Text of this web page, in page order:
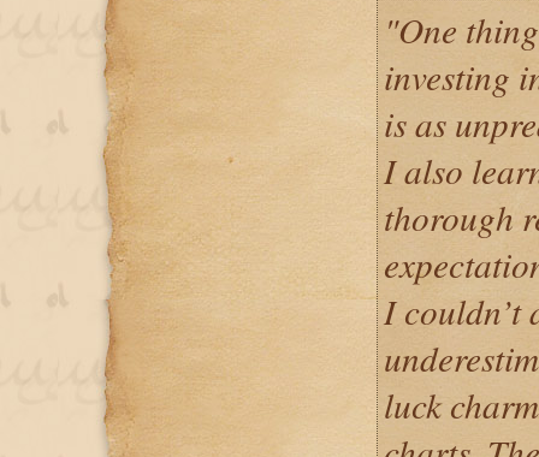
"One
investing
is as
I also
thorough
I couldn’t
luck